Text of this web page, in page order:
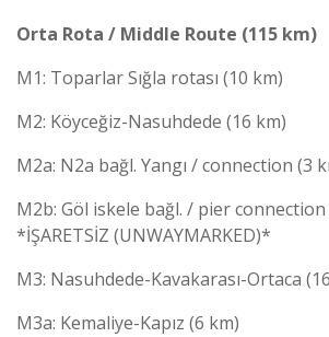
Orta Rota / Middle Route (115 km)
M1: Toparlar Sığla rotası (10 km)
M2: Köyceğiz-Nasuhdede (16 km)
M2a: N2a bağl. Yangı / connection (3
M2b: Göl iskele bağl. / pier connection
*İŞARETSİZ (UNWAYMARKED)*
M3: Nasuhdede-Kavakarası-Ortaca
M3a: Kemaliye-Kapız (6 km)